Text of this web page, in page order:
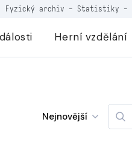
Fyzický archiv - Statistiky -
Herní vzdělání
Nejnovější